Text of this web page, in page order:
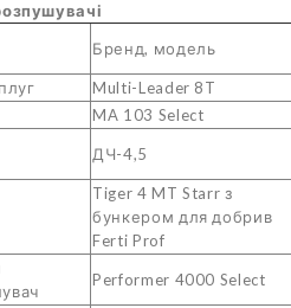
Бренд, модель
Multi-Leader 8T
MA 103 Select
ДЧ-4,5
Tiger 4 MT Starr з
бункером для добрив
Ferti Prof
Performer 4000 Select